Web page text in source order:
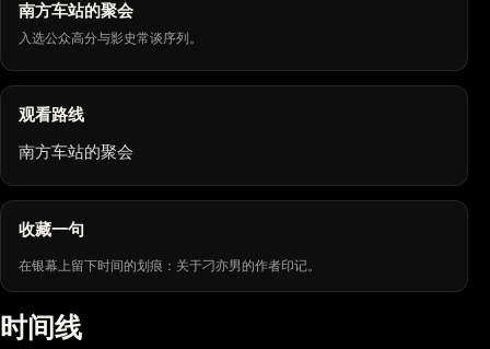
南方车站的聚会
入选公众高分与影史常谈序列。
观看路线
南方车站的聚会
收藏一句
在银幕上留下时间的划痕：关于刁亦男的作者印记。
时间线